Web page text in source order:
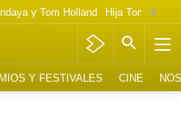
y Tom Holland Hija Tom
Y FESTIVALES CINE